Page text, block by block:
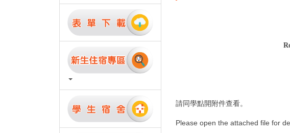
請同學點開附件查看。
Please open the attached file for